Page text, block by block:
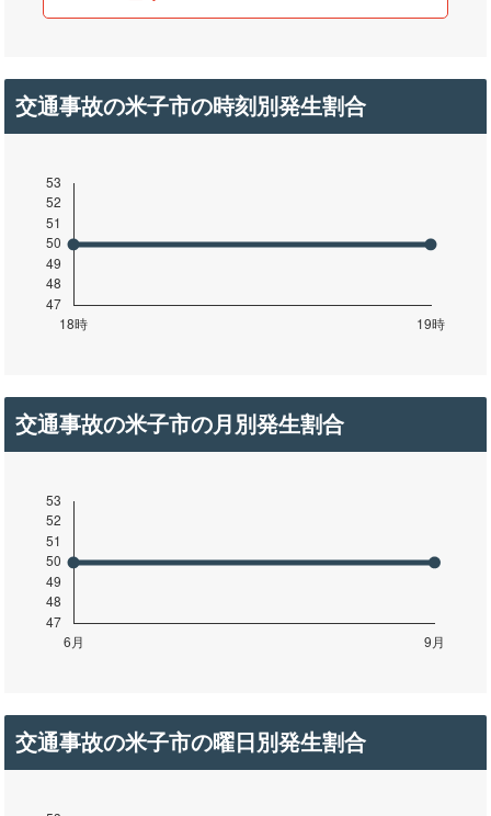
交通事故の米子市の時刻別発生割合
交通事故の米子市の月別発生割合
交通事故の米子市の曜日別発生割合